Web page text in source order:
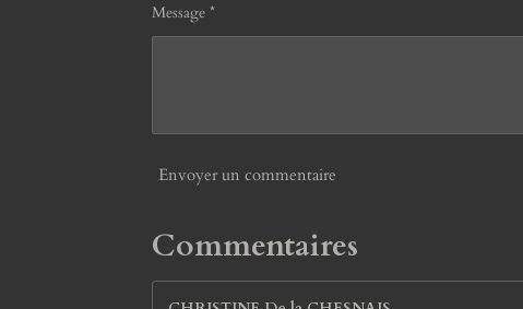
Message *
Envoyer un commentaire
Commentaires